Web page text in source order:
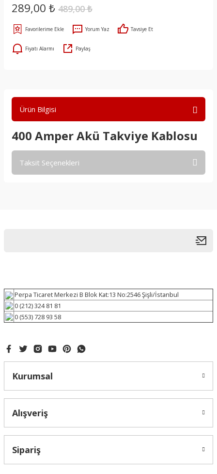
289,00 ₺ 489,00 ₺
Yorum Yaz Tavsiye Et
Fiyatı Alarmı Paylaş
Ürün Bilgisi
400 Amper Akü Takviye Kablosu
Taksit Seçenekleri
Perpa Ticaret Merkezi B Blok Kat:13 No:2546 Şişli/İstanbul
0 (212) 324 81 81
0 (553) 728 93 58
Kurumsal
Alışveriş
Sipariş